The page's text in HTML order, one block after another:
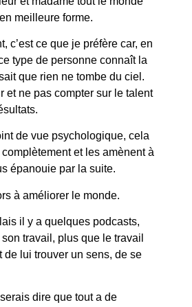
meilleure forme.
c’est ce que je préfère car, en
type de personne connaît la
que rien ne tombe du ciel.
et ne pas compter sur le talent
de vue psychologique, cela
complètement et les amènent à
épanouie par la suite.
à améliorer le monde.
il y a quelques podcasts,
son travail, plus que le travail
de lui trouver un sens, de se
dire que tout a de